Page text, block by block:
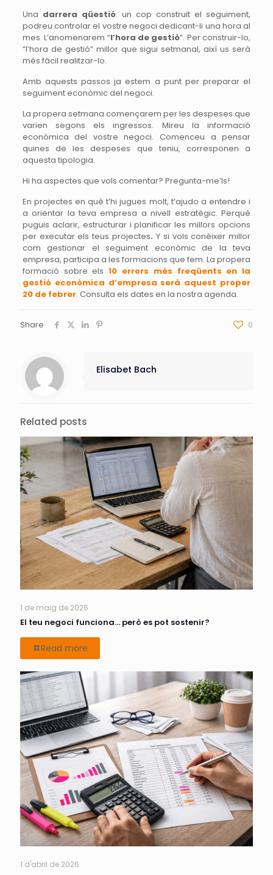
Una darrera qüestió: un cop construït el seguiment,
podreu controlar el vostre negoci dedicant-li una hora al
mes. L’anomenarem “l’hora de gestió”. Per construir-lo,
“l’hora de gestió” millor que sigui setmanal, així us serà
més fàcil realitzar-lo.
Amb aquests passos ja estem a punt per preparar el
seguiment econòmic del negoci.
La propera setmana començarem per les despeses que
varien segons els ingressos. Mireu la informació
econòmica del vostre negoci. Comenceu a pensar
quines de les despeses que teniu, corresponen a
aquesta tipologia.
Hi ha aspectes que vols comentar? Pregunta-me’ls!
En projectes en què t’hi jugues molt, t’ajudo a entendre i
a orientar la teva empresa a nivell estratègic. Perquè
puguis aclarir, estructurar i planificar les millors opcions
per executar els teus projectes. Y si vols conèixer millor
com gestionar el seguiment econòmic de la teva
empresa, participa a les formacions que fem. La propera
formació sobre els10 errors més freqüents en la
gestió econòmica d’empresa serà aquest proper
20 de febrer. Consulta els dates en la nostra agenda.
Share 0
Elisabet Bach
Related posts
1 de maig de 2026
El teu negoci funciona… però es pot sostenir?
Read more
1 d'abril de 2026